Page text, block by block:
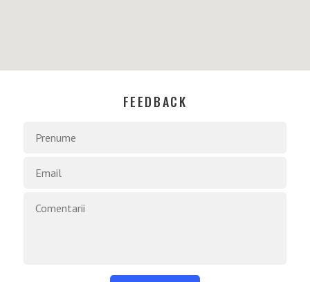
FEEDBACK